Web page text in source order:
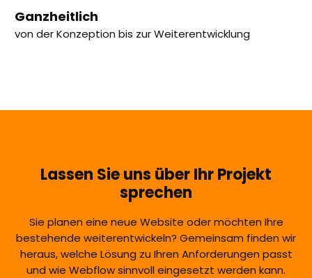
Ganzheitlich
von der Konzeption bis zur Weiterentwicklung
Lassen Sie uns über Ihr Projekt
sprechen
Sie planen eine neue Website oder möchten Ihre
bestehende weiterentwickeln? Gemeinsam finden wir
heraus, welche Lösung zu Ihren Anforderungen passt
und wie Webflow sinnvoll eingesetzt werden kann.